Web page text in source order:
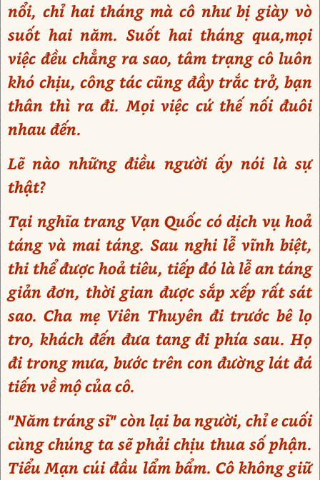
nổi, chỉ hai tháng mà cô như bị giày vò
suốt hai năm. Suốt hai tháng qua,mọi
việc đều chẳng ra sao, tâm trạng cô luôn
khó chịu, công tác cũng đầy trắc trở, bạn
thân thì ra đi. Mọi việc cứ thế nối đuôi
nhau đến.
Lẽ nào những điều người ấy nói là sự
thật?
Tại nghĩa trang Vạn Quốc có dịch vụ hoả
táng và mai táng. Sau nghi lễ vĩnh biệt,
thi thể được hoả tiêu, tiếp đó là lễ an táng
giản đơn, thời gian được sắp xếp rất sát
sao. Cha mẹ Viên Thuyên đi trước bê lọ
tro, khách đến đưa tang đi phía sau. Họ
đi trong mưa, bước trên con đường lát đá
tiến về mộ của cô.
"Năm tráng sĩ" còn lại ba người, chỉ e cuối
cùng chúng ta sẽ phải chịu thua số phận.
Tiểu Mạn cúi đầu lẩm bẩm. Cô không giữ